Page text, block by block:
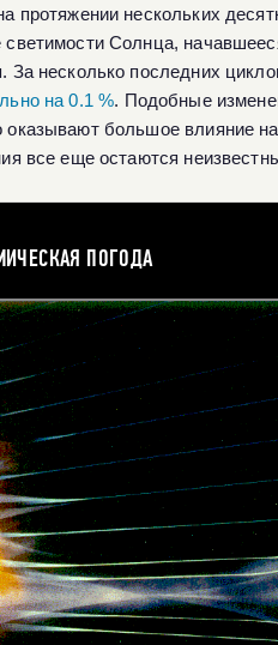
протяжении нескольких
светимости Солнца,
За несколько последних
на 0.1 %. Подобные
оказывают большое влияние
все еще остаются
ПОГОДА